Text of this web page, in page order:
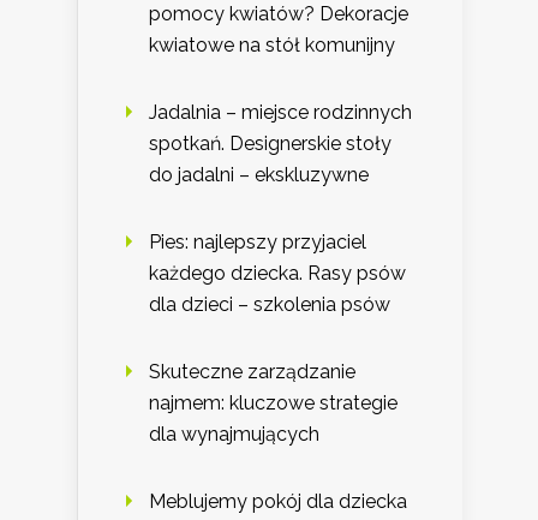
pomocy kwiatów? Dekoracje
kwiatowe na stół komunijny
Jadalnia – miejsce rodzinnych
spotkań. Designerskie stoły
do jadalni – ekskluzywne
Pies: najlepszy przyjaciel
każdego dziecka. Rasy psów
dla dzieci – szkolenia psów
Skuteczne zarządzanie
najmem: kluczowe strategie
dla wynajmujących
Meblujemy pokój dla dziecka